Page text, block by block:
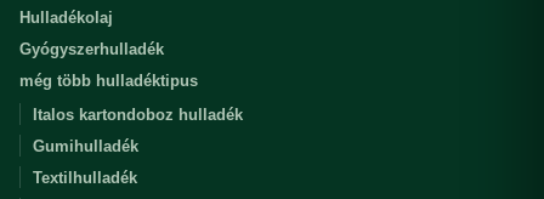
Hulladékolaj
Gyógyszerhulladék
még több hulladéktipus
Italos kartondoboz hulladék
Gumihulladék
Textilhulladék